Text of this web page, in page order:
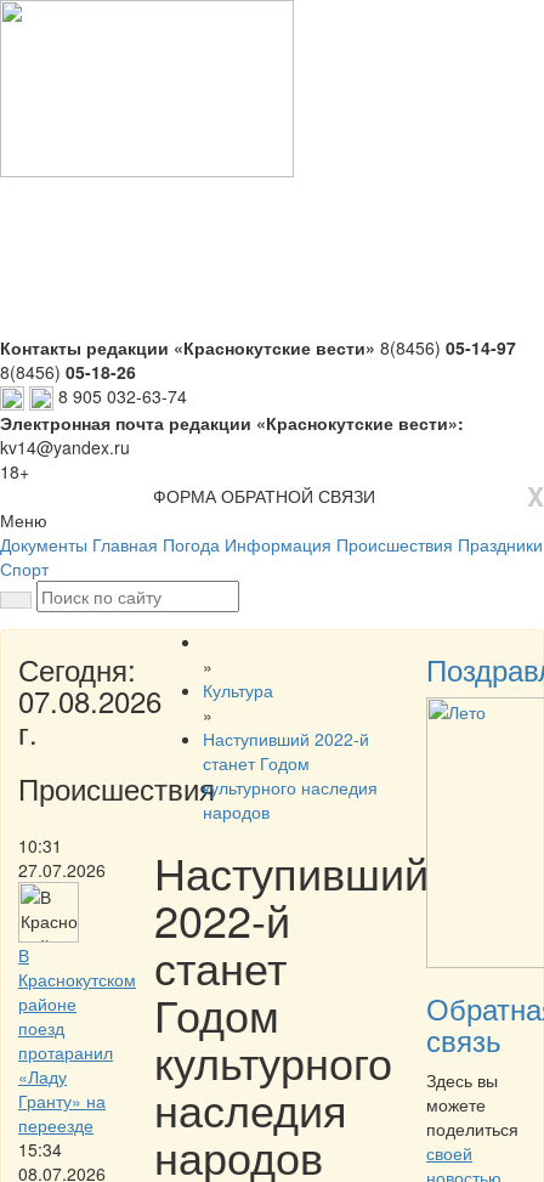
Контакты редакции «Краснокутские вести» 8(8456) 05-14-97
8(8456) 05-18-26
8 905 032-63-74
Электронная почта редакции «Краснокутские вести»:
kv14@yandex.ru
18+
X
ФОРМА ОБРАТНОЙ СВЯЗИ
Меню
Документы Главная Погода Информация Происшествия Праздники
Спорт
Сегодня:
07.08.2026
г.
Происшествия
10:31
27.07.2026
В
Краснокутском
районе
поезд
протаранил
«Ладу
Гранту» на
переезде
15:34
08.07.2026
»
Культура
»
Наступивший 2022-й
станет Годом
культурного наследия
народов
Наступивший
2022-й
станет
Годом
культурного
наследия
народов
связь
Здесь вы
можете
поделиться
своей